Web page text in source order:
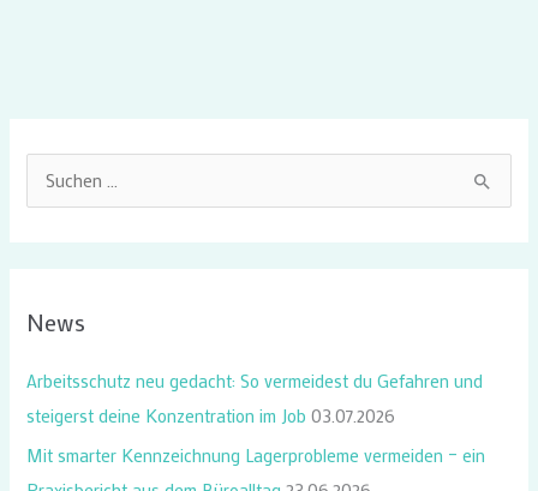
e
n
a
c
News
Arbeitsschutz neu gedacht: So vermeidest du Gefahren und
steigerst deine Konzentration im Job 03.07.2026
Mit smarter Kennzeichnung Lagerprobleme vermeiden – ein